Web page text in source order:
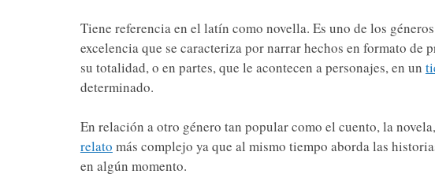
Tiene referencia en el latín como novella. Es uno de los
excelencia que se caracteriza por narrar hechos en formato de
su totalidad, o en partes, que le acontecen a personajes, en un
determinado.
En relación a otro género tan popular como el cuento, la
relato más complejo ya que al mismo tiempo aborda las
en algún momento.